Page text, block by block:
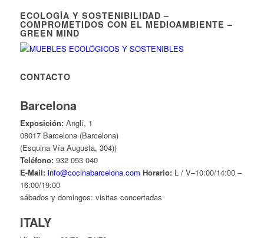
ECOLOGÍA Y SOSTENIBILIDAD –
COMPROMETIDOS CON EL MEDIOAMBIENTE –
GREEN MIND
CONTACTO
Barcelona
Exposición:Anglí, 1
08017 Barcelona (Barcelona)
(Esquina Vía Augusta, 304))
Teléfono:932 053 040
E-Mail: info@cocinabarcelona.com Horario:L / V–10:00/14:00 –
16:00/19:00
sábados y domingos: visitas concertadas
ITALY